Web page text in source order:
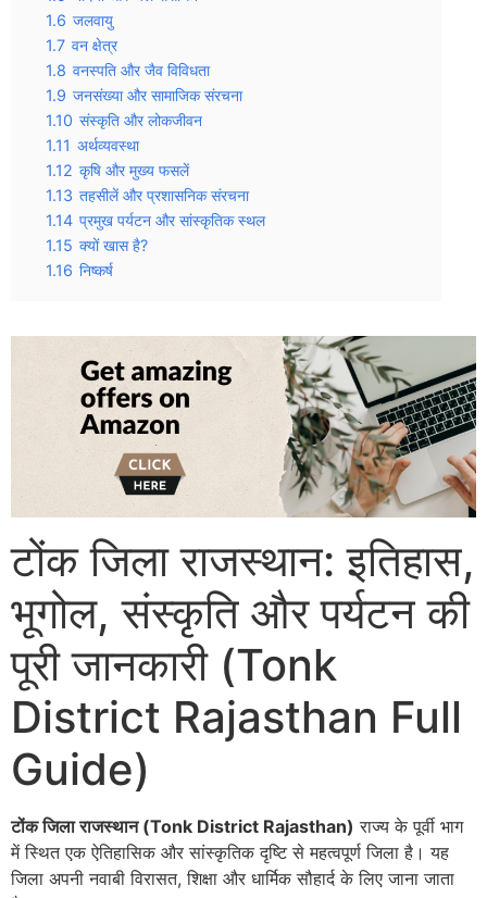
1.6 जलवायु
1.7 वन क्षेत्र
1.8 वनस्पति और जैव विविधता
1.9 जनसंख्या और सामाजिक संरचना
1.10 संस्कृति और लोकजीवन
1.11 अर्थव्यवस्था
1.12 कृषि और मुख्य फसलें
1.13 तहसीलें और प्रशासनिक संरचना
1.14 प्रमुख पर्यटन और सांस्कृतिक स्थल
1.15 क्यों खास है?
1.16 निष्कर्ष
टोंक जिला राजस्थान: इतिहास,
भूगोल, संस्कृति और पर्यटन की
पूरी जानकारी (Tonk
District Rajasthan Full
Guide)
टोंक जिला राजस्थान (Tonk District Rajasthan) राज्य के पूर्वी भाग
में स्थित एक ऐतिहासिक और सांस्कृतिक दृष्टि से महत्वपूर्ण जिला है। यह
जिला अपनी नवाबी विरासत, शिक्षा और धार्मिक सौहार्द के लिए जाना जाता